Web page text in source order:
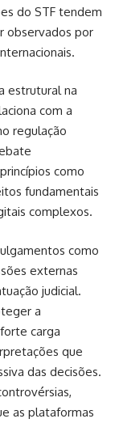
do STF tendem
observados por
estrutural na
com a
regulação
como
fundamentais
complexos.
como
externas
judicial.
a
carga
que
das decisões.
as plataformas